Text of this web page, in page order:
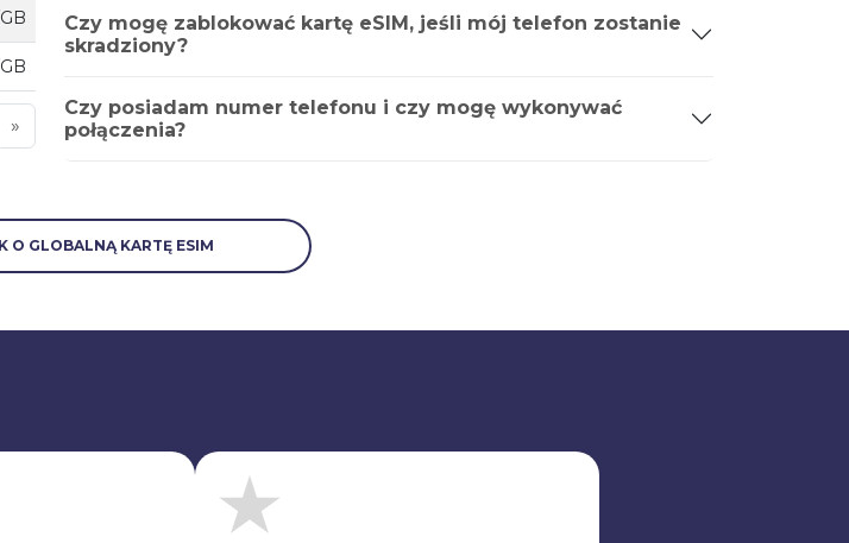
»
Czy mogę zablokować kartę eSIM, jeśli mój telefon zostanie
skradziony?
Czy posiadam numer telefonu i czy mogę wykonywać
połączenia?
O GLOBALNĄ KARTĘ ESIM